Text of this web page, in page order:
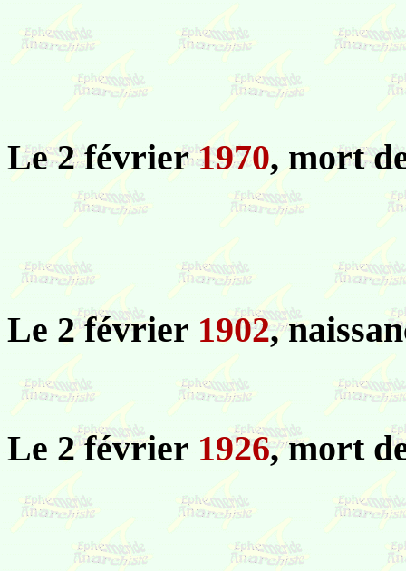
Le 2 février1970, mort
Le 2 février 1902,
Le 2 février 1926, mort